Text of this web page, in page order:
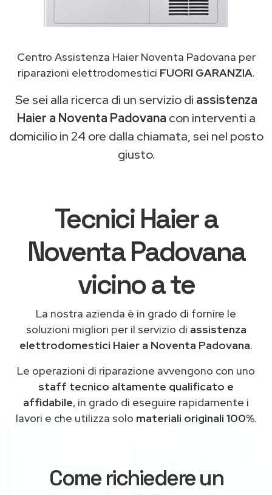
Centro Assistenza Haier Noventa Padovana per
riparazioni elettrodomestici FUORI GARANZIA.
Se sei alla ricerca di un servizio di assistenza
Haier a Noventa Padovana con interventi a
domicilio in 24 ore dalla chiamata, sei nel posto
giusto.
Tecnici Haier a
Noventa Padovana
vicino a te
La nostra azienda è in grado di fornire le
soluzioni migliori per il servizio di assistenza
elettrodomestici Haier a Noventa Padovana.
Le operazioni di riparazione avvengono con uno
staff tecnico altamente qualificato e
affidabile, in grado di eseguire rapidamente i
lavori e che utilizza solo materiali originali 100%.
Come richiedere un